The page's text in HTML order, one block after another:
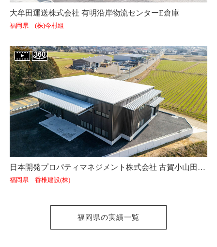
大牟田運送株式会社 有明沿岸物流センターE倉庫
福岡県 (株)今村組
日本開発プロパティマネジメント株式会社 古賀小山田倉庫
福岡県 香椎建設(株)
福岡県の実績一覧